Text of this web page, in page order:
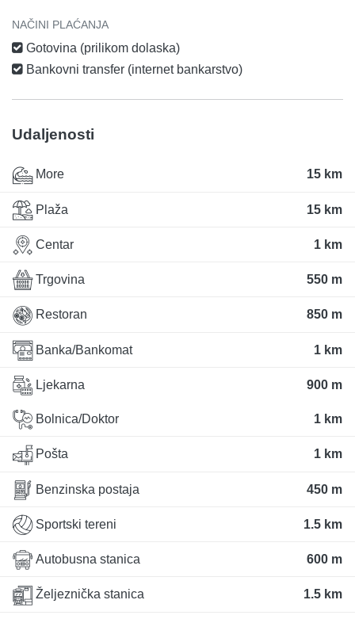
NAČINI PLAĆANJA
Gotovina (prilikom dolaska)
Bankovni transfer (internet bankarstvo)
Udaljenosti
More 15 km
Plaža 15 km
Centar 1 km
Trgovina 550 m
Restoran 850 m
Banka/Bankomat 1 km
Ljekarna 900 m
Bolnica/Doktor 1 km
Pošta 1 km
Benzinska postaja 450 m
Sportski tereni 1.5 km
Autobusna stanica 600 m
Željeznička stanica 1.5 km